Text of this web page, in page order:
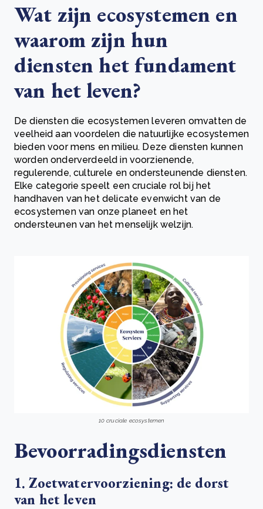
Wat zijn ecosystemen en
waarom zijn hun
diensten het fundament
van het leven?
De diensten die ecosystemen leveren omvatten de
veelheid aan voordelen die natuurlijke ecosystemen
bieden voor mens en milieu. Deze diensten kunnen
worden onderverdeeld in voorzienende,
regulerende, culturele en ondersteunende diensten.
Elke categorie speelt een cruciale rol bij het
handhaven van het delicate evenwicht van de
ecosystemen van onze planeet en het
ondersteunen van het menselijk welzijn.
10 cruciale ecosystemen
Bevoorradingsdiensten
1. Zoetwatervoorziening: de dorst
van het leven